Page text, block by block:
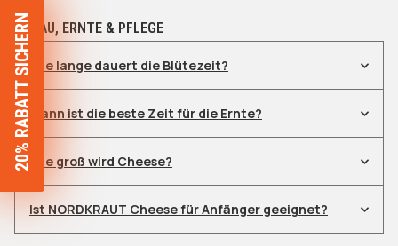
ANBAU, ERNTE & PFLEGE
Wie lange dauert die Blütezeit?
Wann ist die beste Zeit für die Ernte?
Wie groß wird Cheese?
Ist NORDKRAUT Cheese für Anfänger geeignet?
20% RABATT SICHERN